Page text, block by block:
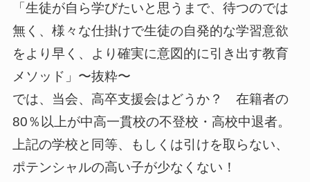
「生徒が自ら学びたいと思うまで、待つのでは
無く、様々な仕掛けで生徒の自発的な学習意欲
をより早く、より確実に意図的に引き出す教育
メソッド」〜抜粋〜
では、当会、高卒支援会はどうか？ 在籍者の
80％以上が中高一貫校の不登校・高校中退者。
上記の学校と同等、もしくは引けを取らない、
ポテンシャルの高い子が少なくない！